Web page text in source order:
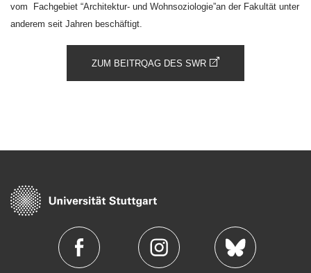
vom Fachgebiet “Architektur- und Wohnsoziologie”an der Fakultät unter
anderem seit Jahren beschäftigt.
ZUM BEITRQAG DES SWR